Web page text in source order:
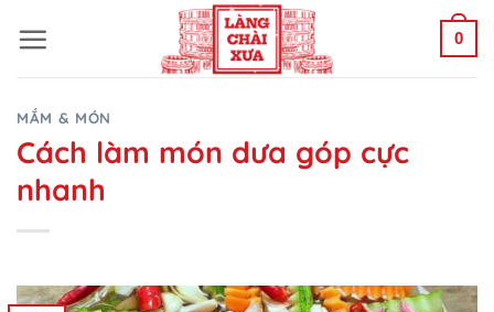
qua
dung
0
MẮM & MÓN
Cách làm món dưa góp cực
nhanh